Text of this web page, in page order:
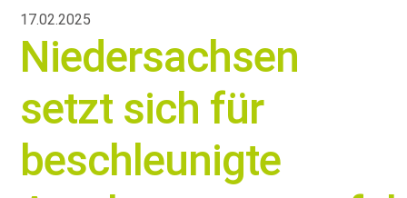
17.02.2025
Niedersachsen
setzt sich für
beschleunigte